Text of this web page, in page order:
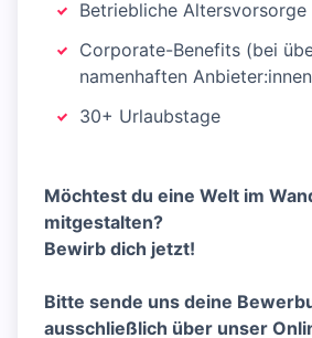
Betriebliche Altersvorsorge
Corporate-Benefits (bei
namenhaften
30+ Urlaubstage
Möchtest du eine Welt im
mitgestalten?
Bewirb dich jetzt!
Bitte sende uns deine
ausschließlich über unser